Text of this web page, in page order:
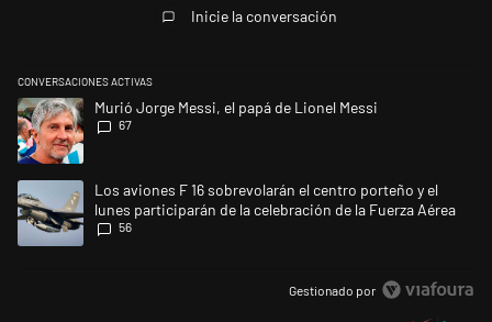
Inicie la conversación
CONVERSACIONES ACTIVAS
Este listado muestra los artículos con más comentarios en los últimos
Un artículo de tendencia con el título "Murió Jorge Messi, el papá de
Murió Jorge Messi, el papá de Lionel Messi
67
Un artículo de tendencia con el título "Los aviones F 16 sobrevolarán
Los aviones F 16 sobrevolarán el centro porteño y el
lunes participarán de la celebración de la Fuerza Aérea
56
Gestionado por